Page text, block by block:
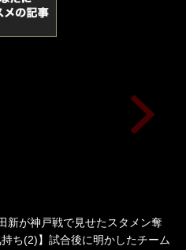
新が神戸戦で見せたスタメン奪
ち(2)】試合後に明かしたチーム